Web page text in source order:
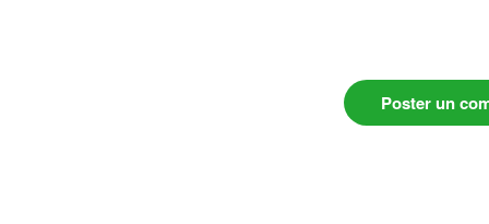
Poster un